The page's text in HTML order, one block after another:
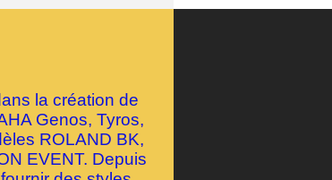
la création de
Genos, Tyros,
ROLAND BK,
EVENT. Depuis